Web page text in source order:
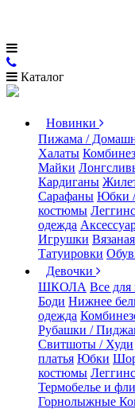
Каталог
Новинки
Пижама /
Халаты
Майки
Кардиганы
Сарафаны Юбки
костюмы
одежда
Игрушки
Татуировки
Девочки
ШКОЛА Все для
Боди Нижнее
одежда
Рубашки /
Свитшоты / Худи
платья Юбки
костюмы
Термобелье и
Горнолыжные